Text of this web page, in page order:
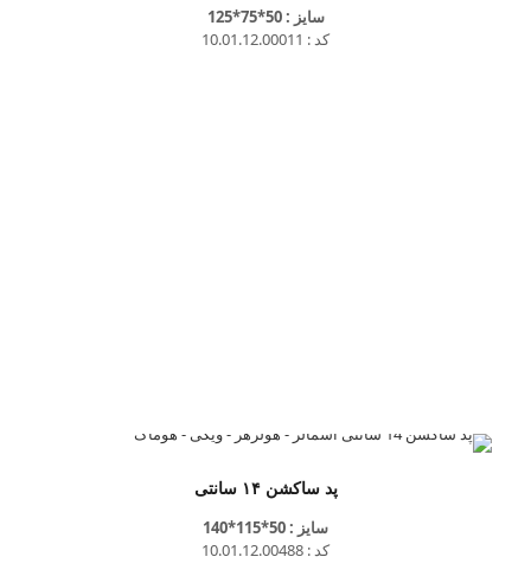
سایز : 50*75*125
کد : 10.01.12.00011
پد ساکشن ۱۴ سانتی
سایز : 50*115*140
کد : 10.01.12.00488